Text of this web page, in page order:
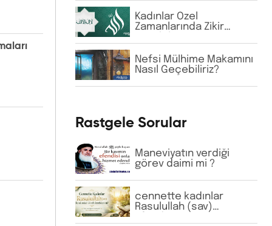
Kadınlar Özel
Zamanlarında Zikir
Nefsi Mülhime Makamını
Nasıl Geçebiliriz?
Rastgele Sorular
Maneviyatın verdiği
görev daimi mi ?
cennette kadınlar
Rasulullah (sav)